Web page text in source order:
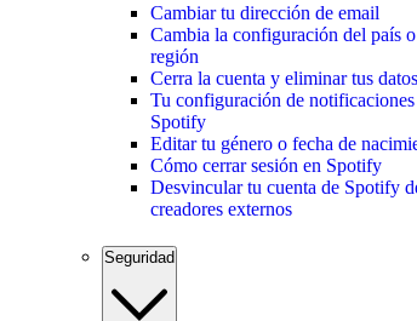
Cambiar tu dirección de email
Cambia la configuración del país
región
Cerra la cuenta y eliminar tus datos
Tu configuración de notificaciones
Spotify
Editar tu género o fecha de
Cómo cerrar sesión en Spotify
Desvincular tu cuenta de Spotify
creadores externos
Seguridad